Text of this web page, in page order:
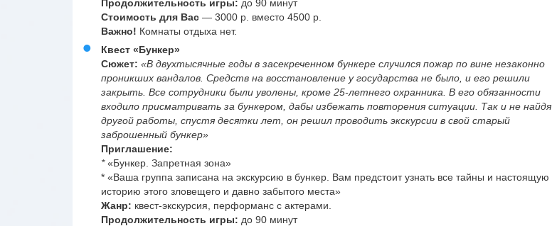
Продолжительность игры: до 90 минут
Стоимость для Вас — 3000 р. вместо 4500 р.
Важно! Комнаты отдыха нет.
Квест «Бункер»
Сюжет: «В двухтысячные годы в засекреченном бункере случился пожар по вине незаконно
проникших вандалов. Средств на восстановление у государства не было, и его решили
закрыть. Все сотрудники были уволены, кроме 25-летнего охранника. В его обязанности
входило присматривать за бункером, дабы избежать повторения ситуации. Так и не найдя
другой работы, спустя десятки лет, он решил проводить экскурсии в свой старый
заброшенный бункер»
Приглашение:
*«Бункер. Запретная зона»
* «Ваша группа записана на экскурсию в бункер. Вам предстоит узнать все тайны и настоящую
историю этого зловещего и давно забытого места»
Жанр: квест-экскурсия, перформанс с актерами.
Продолжительность игры: до 90 минут